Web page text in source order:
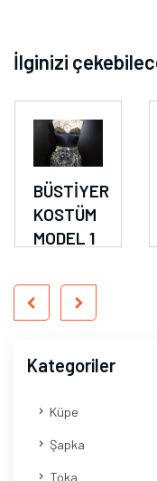
İlginizi
BÜSTİYER
KOSTÜM
MODEL 1
Kategoriler
Küpe
Şapka
Toka